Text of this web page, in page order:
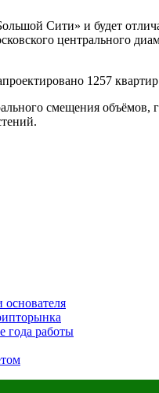
Сити» и будет
центрального
1257
смещения
основателя
года работы